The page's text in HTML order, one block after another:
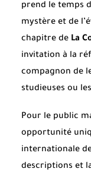
prend le temps
mystère et de
chapitre de La
invitation à la
compagnon de
studieuses ou
Pour le public
opportunité
internationale
descriptions et